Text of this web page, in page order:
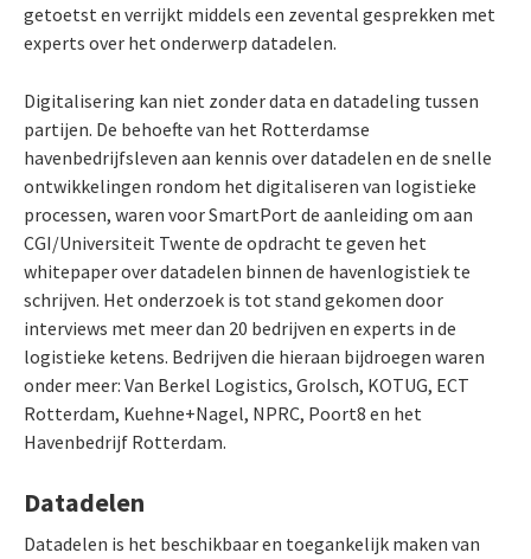
getoetst en verrijkt middels een zevental gesprekken met
experts over het onderwerp datadelen.
Digitalisering kan niet zonder data en datadeling tussen
partijen. De behoefte van het Rotterdamse
havenbedrijfsleven aan kennis over datadelen en de snelle
ontwikkelingen rondom het digitaliseren van logistieke
processen, waren voor SmartPort de aanleiding om aan
CGI/Universiteit Twente de opdracht te geven het
whitepaper over datadelen binnen de havenlogistiek te
schrijven. Het onderzoek is tot stand gekomen door
interviews met meer dan 20 bedrijven en experts in de
logistieke ketens. Bedrijven die hieraan bijdroegen waren
onder meer: Van Berkel Logistics, Grolsch, KOTUG, ECT
Rotterdam, Kuehne+Nagel, NPRC, Poort8 en het
Havenbedrijf Rotterdam.
Datadelen
Datadelen is het beschikbaar en toegankelijk maken van